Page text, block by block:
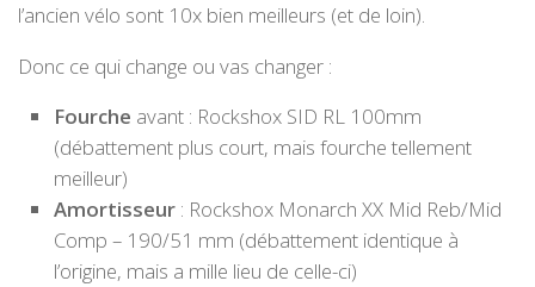
l’ancien vélo sont 10x bien meilleurs (et de loin).
Donc ce qui change ou vas changer :
Fourche avant : Rockshox SID RL 100mm
(débattement plus court, mais fourche tellement
meilleur)
Amortisseur : Rockshox Monarch XX Mid Reb/Mid
Comp – 190/51 mm (débattement identique à
l’origine, mais a mille lieu de celle-ci)